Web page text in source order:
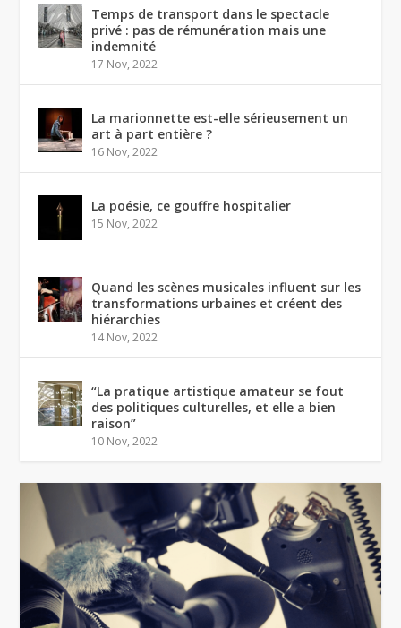
Temps de transport dans le spectacle
privé : pas de rémunération mais une
indemnité
17 Nov, 2022
La marionnette est-elle sérieusement un
art à part entière ?
16 Nov, 2022
La poésie, ce gouffre hospitalier
15 Nov, 2022
Quand les scènes musicales influent sur les
transformations urbaines et créent des
hiérarchies
14 Nov, 2022
“La pratique artistique amateur se fout
des politiques culturelles, et elle a bien
raison”
10 Nov, 2022